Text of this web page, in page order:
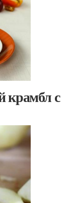
крамбл с